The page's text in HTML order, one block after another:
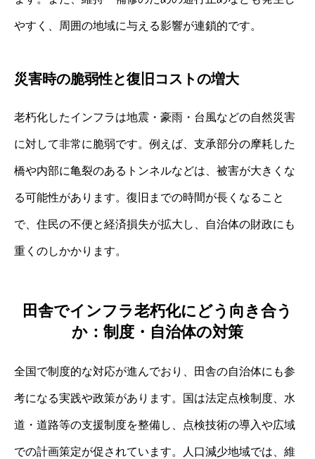
やすく、周囲の地域に与える影響が連鎖的です。
災害時の脆弱性と復旧コストの増大
老朽化したインフラは地震・豪雨・台風などの自然災害
に対して非常に脆弱です。例えば、支承部分の摩耗した
橋や内部に亀裂のあるトンネルなどは、被害が大きくな
る可能性があります。復旧までの時間が長くなること
で、住民の不便と経済損失が拡大し、自治体の財政にも
重くのしかかります。
田舎でインフラ老朽化にどう向き合う
か：制度・自治体の対策
全国で制度的な対応が進んでおり、田舎の自治体にも参
考になる実践や政策があります。国は法定点検制度、水
道・道路等の支援制度を整備し、点検技術の導入や広域
での計画策定が促されています。人口減少地域では、維